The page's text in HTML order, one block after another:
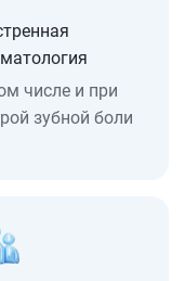
числе и при
зубной боли